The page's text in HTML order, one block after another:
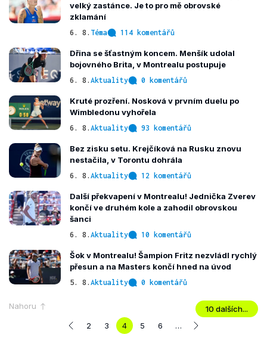
velký zastánce. Je to pro mě obrovské
zklamání
6. 8. Téma 114 komentářů
Dřina se šťastným koncem. Menšík udolal
bojovného Brita, v Montrealu postupuje
6. 8. Aktuality 0 komentářů
Kruté prozření. Nosková v prvním duelu po
Wimbledonu vyhořela
6. 8. Aktuality 93 komentářů
Bez zisku setu. Krejčíková na Rusku znovu
nestačila, v Torontu dohrála
6. 8. Aktuality 12 komentářů
Další překvapení v Montrealu! Jednička Zverev
končí ve druhém kole a zahodil obrovskou
šanci
6. 8. Aktuality 10 komentářů
Šok v Montrealu! Šampion Fritz nezvládl rychlý
přesun a na Masters končí hned na úvod
5. 8. Aktuality 0 komentářů
Nahoru
10 dalších...
2
3 4 5 6 …